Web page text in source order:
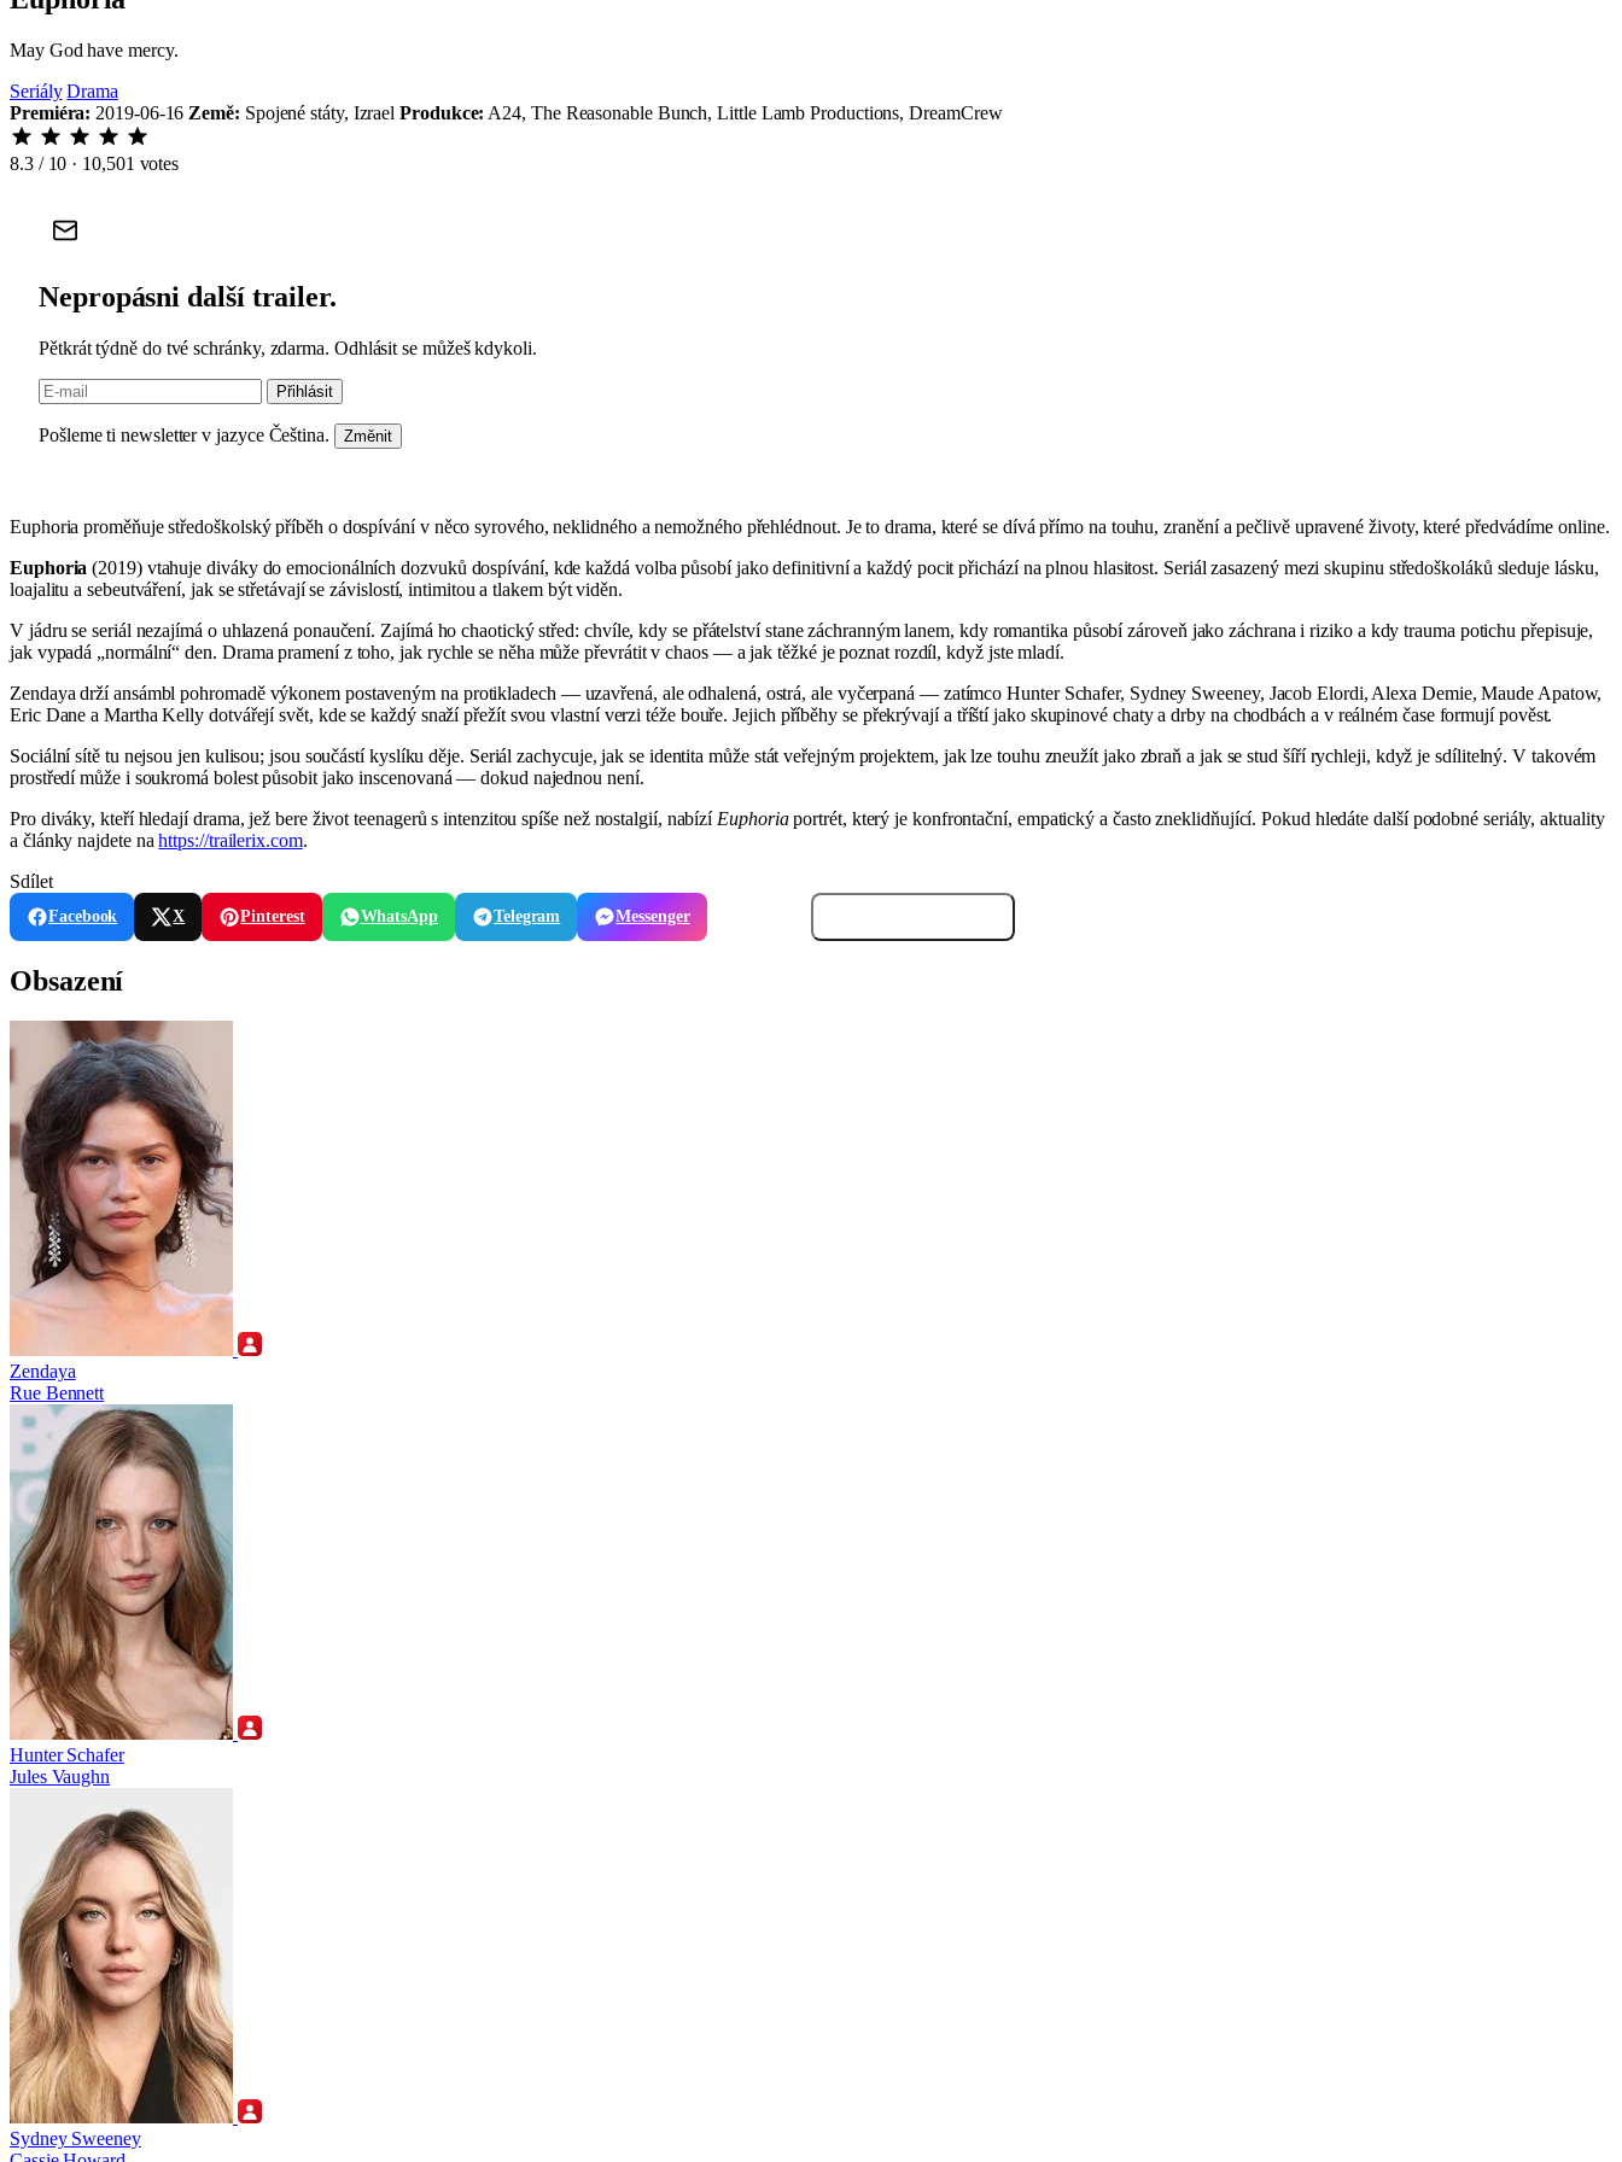
May God have mercy.
Seriály Drama
Premiéra: 2019-06-16 Země: Spojené státy, Izrael Produkce: A24, The Reasonable Bunch, Little Lamb Productions, DreamCrew
8.3 / 10 · 10,501 votes
Nepropásni další trailer.
Pětkrát týdně do tvé schránky, zdarma. Odhlásit se můžeš kdykoli.
Přihlásit
Pošleme ti newsletter v jazyce Čeština. Změnit
Euphoria proměňuje středoškolský příběh o dospívání v něco syrového, neklidného a nemožného přehlédnout. Je to drama, které se dívá přímo na touhu, zranění a pečlivě upravené životy, které předvádíme online.
Euphoria (2019) vtahuje diváky do emocionálních dozvuků dospívání, kde každá volba působí jako definitivní a každý pocit přichází na plnou hlasitost. Seriál zasazený mezi skupinu středoškoláků sleduje lásku,
loajalitu a sebeutváření, jak se střetávají se závislostí, intimitou a tlakem být viděn.
V jádru se seriál nezajímá o uhlazená ponaučení. Zajímá ho chaotický střed: chvíle, kdy se přátelství stane záchranným lanem, kdy romantika působí zároveň jako záchrana i riziko a kdy trauma potichu přepisuje,
jak vypadá „normální“ den. Drama pramení z toho, jak rychle se něha může převrátit v chaos — a jak těžké je poznat rozdíl, když jste mladí.
Zendaya drží ansámbl pohromadě výkonem postaveným na protikladech — uzavřená, ale odhalená, ostrá, ale vyčerpaná — zatímco Hunter Schafer, Sydney Sweeney, Jacob Elordi, Alexa Demie, Maude Apatow,
Eric Dane a Martha Kelly dotvářejí svět, kde se každý snaží přežít svou vlastní verzi téže bouře. Jejich příběhy se překrývají a tříští jako skupinové chaty a drby na chodbách a v reálném čase formují pověst.
Sociální sítě tu nejsou jen kulisou; jsou součástí kyslíku děje. Seriál zachycuje, jak se identita může stát veřejným projektem, jak lze touhu zneužít jako zbraň a jak se stud šíří rychleji, když je sdílitelný. V takovém
prostředí může i soukromá bolest působit jako inscenovaná — dokud najednou není.
Pro diváky, kteří hledají drama, jež bere život teenagerů s intenzitou spíše než nostalgií, nabízí Euphoriaportrét, který je konfrontační, empatický a často zneklidňující. Pokud hledáte další podobné seriály, aktuality
a články najdete nahttps://trailerix.com.
Sdílet
Facebook X Pinterest WhatsApp Telegram Messenger
Obsazení
Zendaya
Rue Bennett
Hunter Schafer
Jules Vaughn
Sydney Sweeney